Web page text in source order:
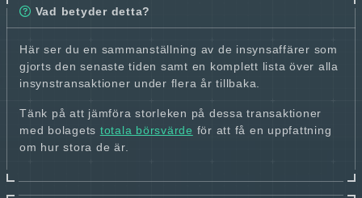
Vad betyder detta?
Här ser du en sammanställning av de insynsaffärer som
gjorts den senaste tiden samt en komplett lista över alla
insynstransaktioner under flera år tillbaka.
Tänk på att jämföra storleken på dessa transaktioner
med bolagets totala börsvärde för att få en uppfattning
om hur stora de är.